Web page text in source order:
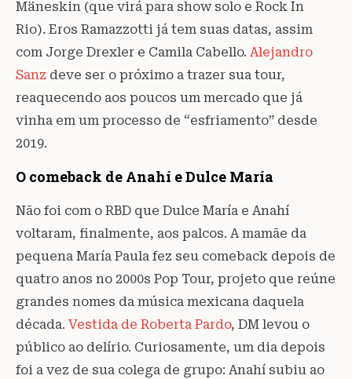
Mäneskin (que virá para show solo e Rock In
Rio). Eros Ramazzotti já tem suas datas, assim
com Jorge Drexler e Camila Cabello. Alejandro
Sanz deve ser o próximo a trazer sua tour,
reaquecendo aos poucos um mercado que já
vinha em um processo de “esfriamento” desde
2019.
O comeback de Anahí e Dulce María
Não foi com o RBD que Dulce María e Anahí
voltaram, finalmente, aos palcos. A mamãe da
pequena María Paula fez seu comeback depois de
quatro anos no 2000s Pop Tour, projeto que reúne
grandes nomes da música mexicana daquela
década. Vestida de Roberta Pardo, DM levou o
público ao delírio. Curiosamente, um dia depois
foi a vez de sua colega de grupo: Anahí subiu ao